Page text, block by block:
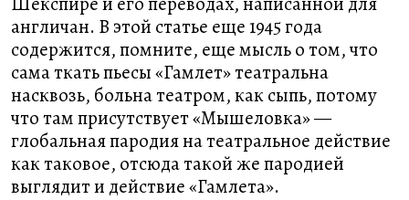
англичан. В этой статье еще 1945 года
содержится, помните, еще мысль о том, что
сама ткать пьесы «Гамлет» театральна
насквозь, больна театром, как сыпь, потому
что там присутствует «Мышеловка» —
глобальная пародия на театральное действие
как таковое, отсюда такой же пародией
выглядит и действие «Гамлета».